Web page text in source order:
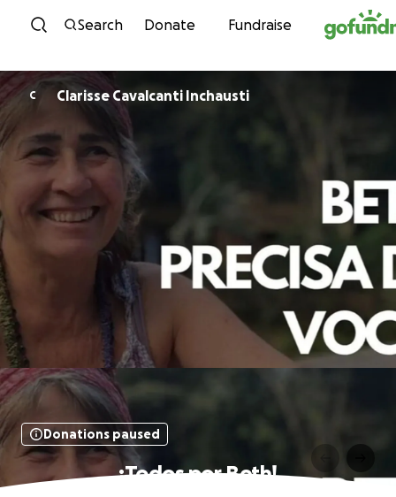
Skip to content
Search Donate Fundraise
C Clarisse Cavalcanti Inchausti
Donations paused
¡Todos por Beth!